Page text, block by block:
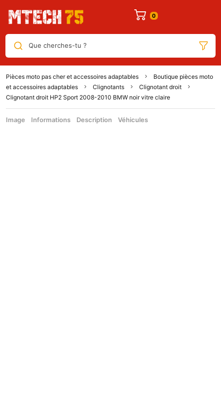
Que cherches-tu ?
Pièces moto pas cher et accessoires adaptables
Boutique pièces moto
et accessoires adaptables
Clignotants
Clignotant droit
Clignotant droit HP2 Sport 2008-2010 BMW noir vitre claire
Image Informations Description Véhicules